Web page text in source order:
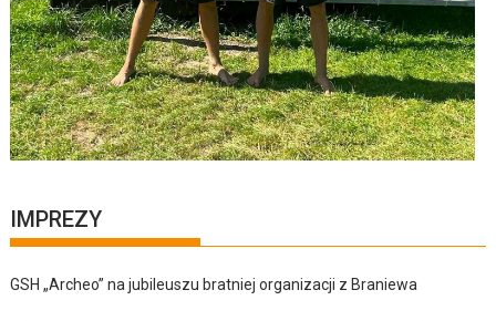
IMPREZY
GSH „Archeo” na jubileuszu bratniej organizacji z Braniewa